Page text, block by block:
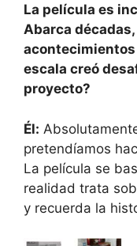
La película es
Abarca
escala creó
proyecto?
Él:
pretendíamos
La película se
realidad trata
y recuerda la